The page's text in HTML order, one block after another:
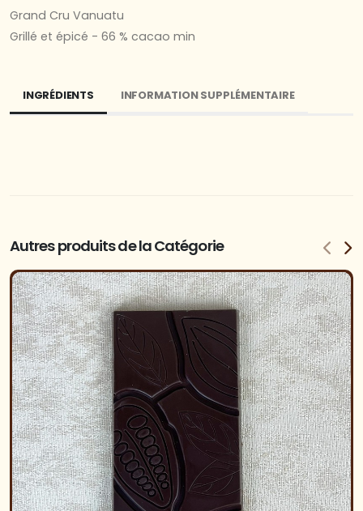
Grand Cru Vanuatu
Grillé et épicé - 66 % cacao min
INGRÉDIENTS INFORMATION SUPPLÉMENTAIRE
Autres produits de la Catégorie